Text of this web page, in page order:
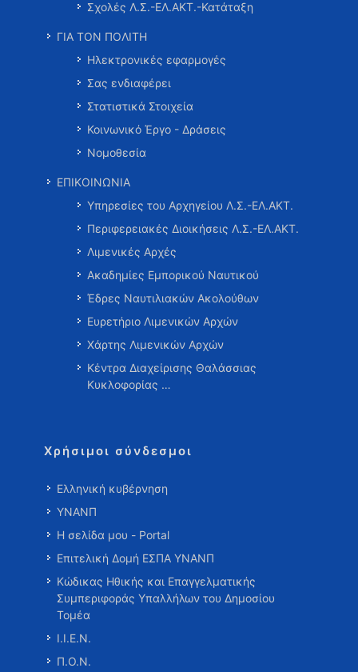
Σχολές Λ.Σ.-ΕΛ.ΑΚΤ.-Κατάταξη
ΓΙΑ ΤΟΝ ΠΟΛΙΤΗ
Ηλεκτρονικές εφαρμογές
Σας ενδιαφέρει
Στατιστικά Στοιχεία
Κοινωνικό Έργο - Δράσεις
Νομοθεσία
ΕΠΙΚΟΙΝΩΝΙΑ
Υπηρεσίες του Αρχηγείου Λ.Σ.-ΕΛ.ΑΚΤ.
Περιφερειακές Διοικήσεις Λ.Σ.-ΕΛ.ΑΚΤ.
Λιμενικές Αρχές
Ακαδημίες Εμπορικού Ναυτικού
Έδρες Ναυτιλιακών Ακολούθων
Ευρετήριο Λιμενικών Αρχών
Χάρτης Λιμενικών Αρχών
Κέντρα Διαχείρισης Θαλάσσιας
Κυκλοφορίας …
Χρήσιμοι σύνδεσμοι
Ελληνική κυβέρνηση
ΥΝΑΝΠ
Η σελίδα μου - Portal
Επιτελική Δομή ΕΣΠΑ ΥΝΑΝΠ
Κώδικας Ηθικής και Επαγγελματικής
Συμπεριφοράς Υπαλλήλων του Δημοσίου
Τομέα
Ι.Ι.Ε.Ν.
Π.Ο.Ν.